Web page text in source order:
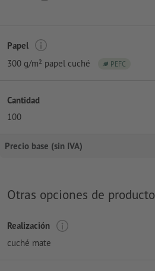
Papel
300 g/m² papel cuché
PEFC
Cantidad
100
Precio base (sin IVA)
Otras opciones de producto
Realización
cuché mate